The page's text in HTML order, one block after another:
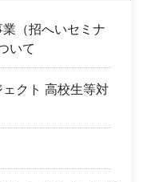
（招へいセミナ
いて
クト 高校生等対